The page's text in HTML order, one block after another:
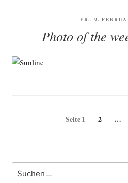
FR., 9.
Photo of the
Seitennummerierung
Seite1 Seite
2 …
Suche
nach: